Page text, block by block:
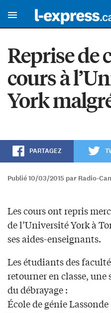
Reprise de
cours à
York
PARTAGEZ
Publié 10/03/2015 par Radio-
Les cours ont repris
de l’Université York à
ses aides-enseignants.
Les étudiants des
retourner en classe, une
du débrayage :
École de génie Lassonde